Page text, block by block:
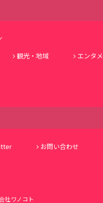
観光・地域
エンタメ
お問い合わせ
社ワノコト